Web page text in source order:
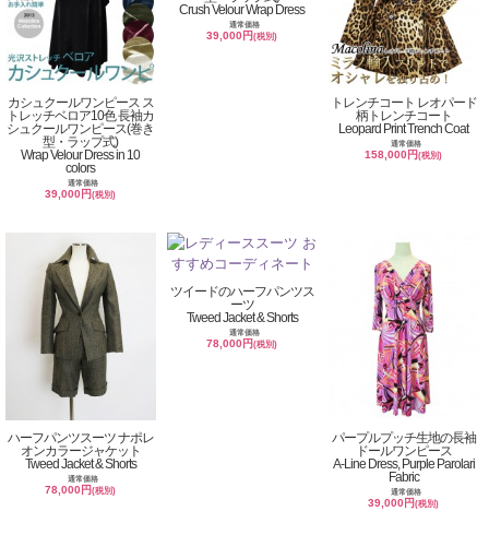
カシュクールワンピース ス
トレッチベロア10色 長袖カ
シュクールワンピース(巻き
型・ラップ式)
Wrap Velour Dress in 10
colors
通常価格
39,000円(税別)
Crush Velour Wrap Dress
通常価格
39,000円(税別)
トレンチコート レオパード
柄トレンチコート
Leopard Print Trench Coat
通常価格
158,000円(税別)
ハーフパンツスーツ ナポレ
オンカラージャケット
Tweed Jacket & Shorts
通常価格
78,000円(税別)
ツイードのハーフパンツス
ーツ
Tweed Jacket & Shorts
通常価格
78,000円(税別)
パープルプッチ生地の長袖
ドールワンピース
A-Line Dress, Purple Parolari
Fabric
通常価格
39,000円(税別)